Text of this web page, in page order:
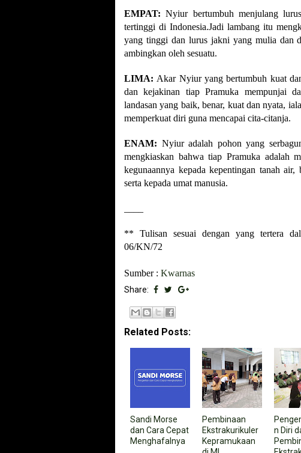
EMPAT:Nyiur bertumbuh menjulang
tertinggi di Indonesia.Jadi lambang itu
yang tinggi dan lurus jakni yang mulia dan
ambingkan oleh sesuatu.
LIMA: Akar Nyiur yang bertumbuh kuat
dan kejakinan tiap Pramuka mempunjai
landasan yang baik, benar, kuat dan nyata,
memperkuat diri guna mencapai cita-citanja.
ENAM: Nyiur adalah pohon yang
mengkiaskan bahwa tiap Pramuka adalah
kegunaannya kepada kepentingan tanah
serta kepada umat manusia.
** Tulisan sesuai dengan yang tertera
06/KN/72
Sumber : Kwarnas
Share:
Related Posts:
Sandi Morse
dan Cara Cepat
Menghafalnya
Pembinaan
Ekstrakurikuler
Kepramukaan
n Diri